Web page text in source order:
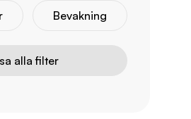
Bevakning
alla filter